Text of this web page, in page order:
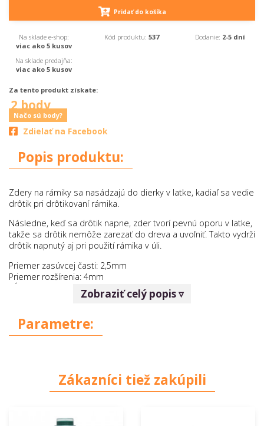
Pridať do košíka
Na sklade e-shop:
viac ako 5 kusov
Na sklade predajňa:
viac ako 5 kusov
Kód produktu:537 Dodanie: 2-5 dní
Za tento produkt získate:
2 body
Načo sú body?
Zdielať na Facebook
Popis produktu:
Zdery na rámiky sa nasádzajú do dierky v latke, kadiaľ sa vedie
drôtik pri drôtikovaní rámika.
Následne, keď sa drôtik napne, zder tvorí pevnú oporu v latke,
takže sa drôtik nemôže zarezať do dreva a uvoľniť. Takto vydrží
drôtik napnutý aj pri použití rámika v úli.
Priemer zasúvcej časti: 2,5mm
Priemer rozšírenia: 4mm
Dĺžka: 3,5mm
Zobraziť celý popis ▿
Parametre:
Zákazníci tiež zakúpili